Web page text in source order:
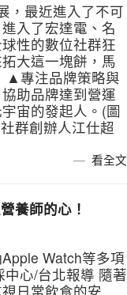
，最近進入了不可
入了宏達電、名
性的數位社群狂
大這一塊餅，馬
▲專注品牌策略與
助品牌達到營運
宙的發起人。(圖
群創辦人江仕超
看全文
養師的心！
Watch等多項
心/台北報導 隨著
日常飲食的安